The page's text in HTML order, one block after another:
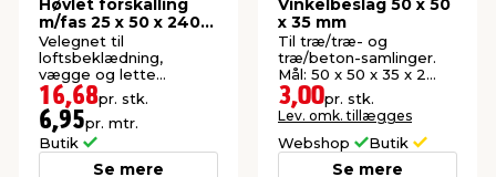
Høvlet forskalling
m/fas 25 x 50 x 2400
mm
Velegnet til
loftsbeklædning,
vægge og lette
konstruktioner. Høvlet:
21 x 45 mm.
16,68pr. stk.
6,95pr. mtr.
Butik
Se mere
Vinkelbeslag 50 x 50
x 35 mm
Til træ/træ- og
træ/beton-samlinger.
Mål: 50 x 50 x 35 x 2
mm.
3,00pr. stk.
Lev. omk. tillægges
Webshop Butik
Se mere